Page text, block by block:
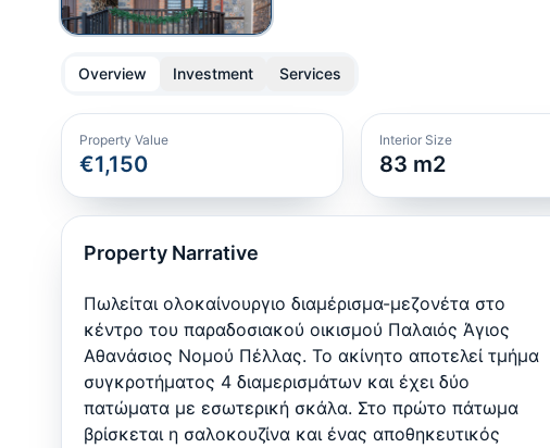
Overview Investment Services
Property Value
€1,150
Interior Size
83 m2
Property Narrative
Πωλείται ολοκαίνουργιο διαμέρισμα-μεζονέτα στο
κέντρο του παραδοσιακού οικισμού Παλαιός Άγιος
Αθανάσιος Νομού Πέλλας. Το ακίνητο αποτελεί τμήμα
συγκροτήματος 4 διαμερισμάτων και έχει δύο
πατώματα με εσωτερική σκάλα. Στο πρώτο πάτωμα
βρίσκεται η σαλοκουζίνα και ένας αποθηκευτικός